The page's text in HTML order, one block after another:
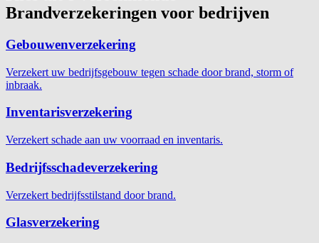
Brandverzekeringen voor bedrijven
Gebouwenverzekering
Verzekert uw bedrijfsgebouw tegen schade door brand, storm of
inbraak.
Inventarisverzekering
Verzekert schade aan uw voorraad en inventaris.
Bedrijfsschadeverzekering
Verzekert bedrijfsstilstand door brand.
Glasverzekering